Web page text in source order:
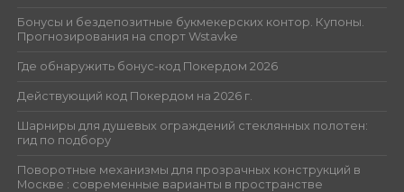
Бонусы и бездепозитные букмекерских контор. Купоны.
Прогнозирования на спорт Wstavke
Где обнаружить бонус-код Покердом 2026
Действующий код Покердом на 2026 г.
Шарниры для душевых ограждений стеклянных полотен:
гид по подбору
Поворотные механизмы для прозрачных конструкций в
Москве : современные варианты в пространстве